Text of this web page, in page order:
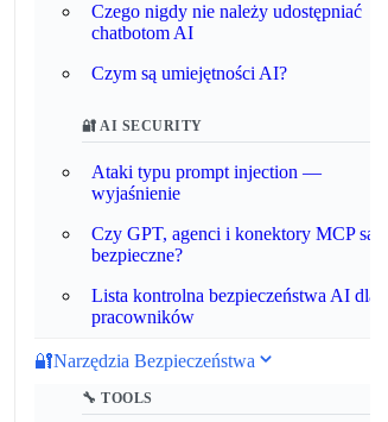
Czego nigdy nie należy udostępniać
chatbotom AI
Czym są umiejętności AI?
🔐 AI SECURITY
Ataki typu prompt injection —
wyjaśnienie
Czy GPT, agenci i konektory MCP są
bezpieczne?
Lista kontrolna bezpieczeństwa AI dla
pracowników
🔐Narzędzia Bezpieczeństwa
🔧 TOOLS